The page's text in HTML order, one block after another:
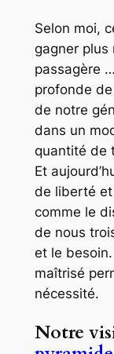
Selon moi,
gagner plus
passagère
profonde
de notre
dans un
quantité de
Et
de liberté
comme le
de nous
et le
maîtrisé
nécessité.
Notre